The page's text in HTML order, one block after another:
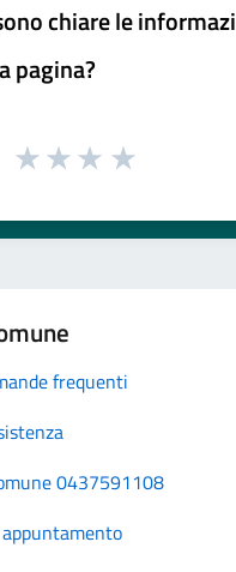
chiare le
pagina?
frequenti
0437591108